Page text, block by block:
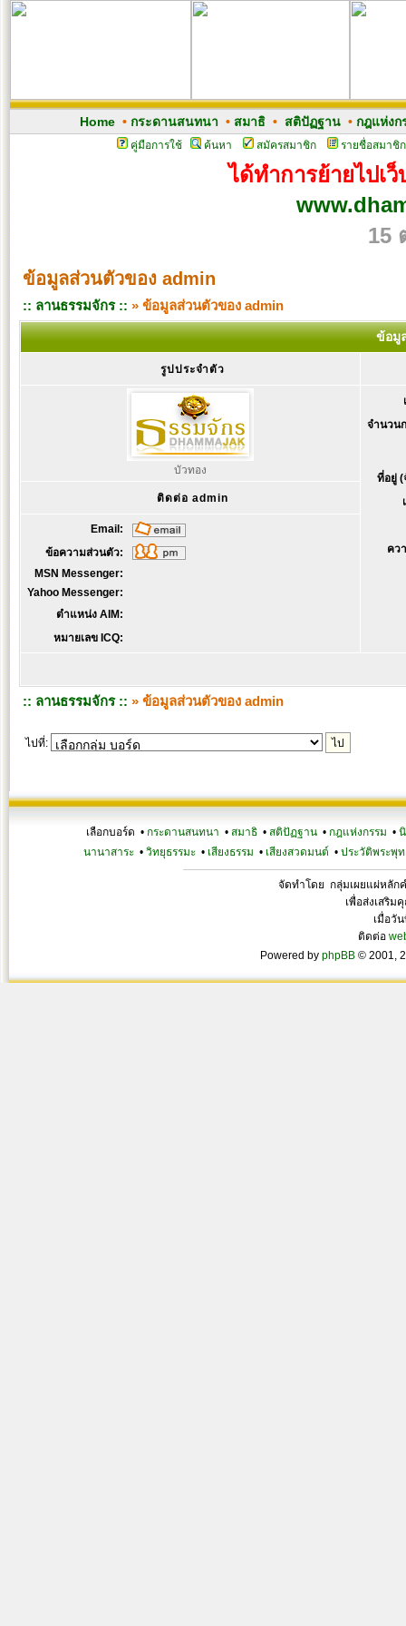
Home• กระดานสนทนา • สมาธิ• สติปัฏฐาน• กฎแห่งก
คู่มือการใช้ ค้นหา สมัครสมาชิก รายชื่อสมาชิก
ได้ทำการย้ายไปเ
15
ข้อมูลส่วนตัวของ admin
:: ลานธรรมจักร :: » ข้อมูลส่วนตัวของ admin
ข้อมู
รูปประจำตัว
บัวทอง
จำนวน
ที่อยู่ (
คว
ติดต่อ admin
Email:
ข้อความส่วนตัว:
MSN Messenger:
Yahoo Messenger:
ตำแหน่ง AIM:
หมายเลข ICQ:
:: ลานธรรมจักร :: » ข้อมูลส่วนตัวของ admin
ไปที่:
เลือกบอร์ด • กระดานสนทนา • สมาธิ • สติปัฏฐาน • กฎแห่งกรรม •
นานาสาระ• วิทยุธรรมะ• เสียงธรรม • เสียงสวดมนต์ • ประวัติพระพุท
จัดทำโดย กลุ่มเผยแผ่หลัก
เพื่อส่งเสริม
เมื่อวั
ติดต่อ
Powered by phpBB © 2001,